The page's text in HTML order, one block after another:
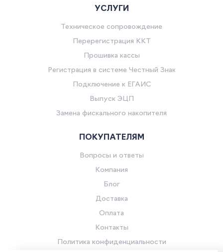
УСЛУГИ
Техническое сопровождение
Перерегистрация ККТ
Прошивка кассы
Регистрация в системе Честный Знак
Подключение к ЕГАИС
Выпуск ЭЦП
Замена фискального накопителя
ПОКУПАТЕЛЯМ
Вопросы и ответы
Компания
Блог
Доставка
Оплата
Контакты
Политика конфиденциальности